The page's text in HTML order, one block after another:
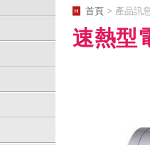
首頁 > 產品訊
速熱型